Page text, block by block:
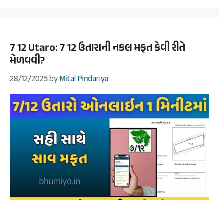
7 12 Utaro: 7 12 ઉતારાની નકલ મફત કેવી રીતે
મેળવવી?
28/12/2025byMital Pindariya